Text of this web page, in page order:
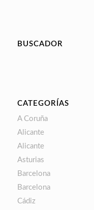
BUSCADOR
CATEGORÍAS
A Coruña
Alicante
Alicante
Asturias
Barcelona
Barcelona
Cádiz